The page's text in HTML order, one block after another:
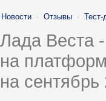
Новости · Отзывы · Тест-
Лада Веста
на
на